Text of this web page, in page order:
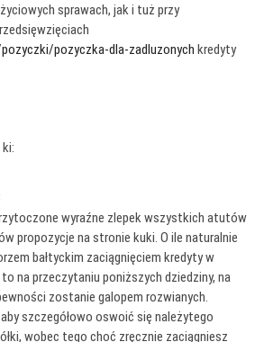
sprawach, jak i tuż przy
pozyczka-dla-zadluzonych kredyty
wyraźne zlepek wszystkich atutów
propozycje na stronie kuki. O ile naturalnie
bałtyckim zaciągnięciem kredyty w
na przeczytaniu poniższych dziedziny, na
zostanie galopem rozwianych.
szczegółowo oswoić się należytego
wobec tego choć zręcznie zaciągniesz